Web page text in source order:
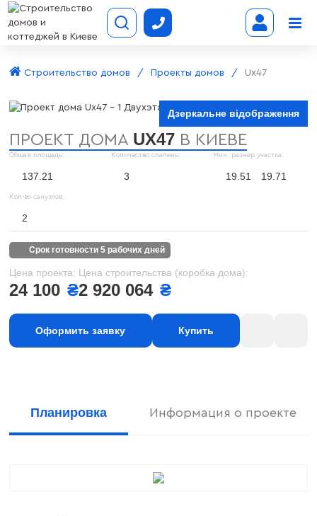
Строительство домов Проекты домов Ux47
Дзеркальне відображення
ПРОЕКТ ДОМА UX47 В КИЕВЕ
Общая площадь:
137.21
Количество спалень:
3
Мин. размер участка:
19.51 19.71
Кол-во санузлов:
2
срок готовности 5 рабочих дней
Цена проекта:
24 100 ₴
Цена строительства (коробка дома):
2 920 064 ₴
Оформить заявку Купить
Планировка Информация о проекте